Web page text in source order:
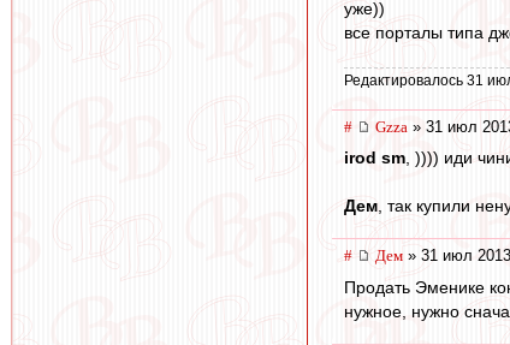
уже))
все порталы типа
Редактировалось 31
# Gzza » 31 июл
irod sm, )))) иди
Дем, так купили
# Дем » 31 июл
Продать Эменике
нужное, нужно